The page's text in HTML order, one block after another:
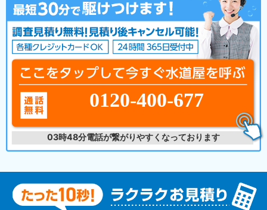
0120-400-677
03時48分電話が繋がりやすくなっております